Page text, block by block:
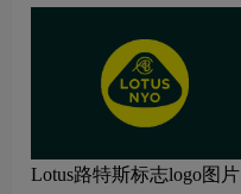
Lotus路特斯标志logo图片